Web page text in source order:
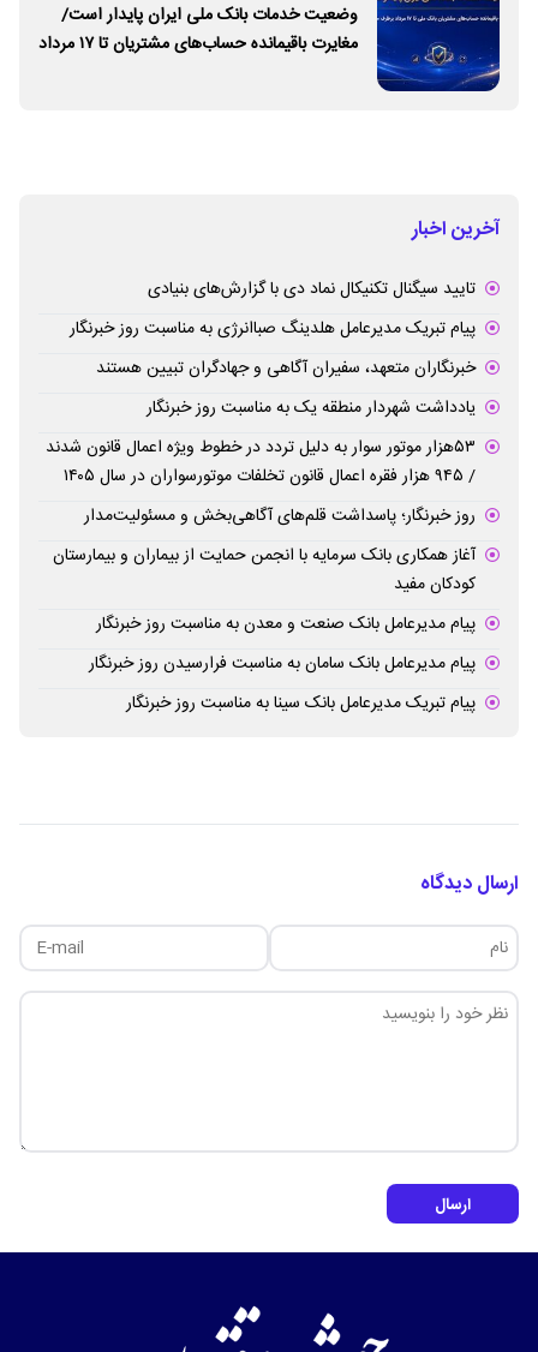
وضعیت خدمات بانک ملی ایران پایدار است/
مغایرت‌ باقیمانده حساب‌های مشتریان تا ۱۷ مرداد
آخرین اخبار
تایید سیگنال تکنیکال نماد دی با گزارش‌های بنیادی
پیام تبریک مدیرعامل هلدینگ صباانرژی به مناسبت روز خبرنگار
خبرنگاران متعهد، سفیران آگاهی و جهادگران تبیین هستند
یادداشت شهردار منطقه یک به مناسبت روز خبرنگار
۵۳هزار موتور سوار به دلیل تردد در خطوط ویژه اعمال قانون شدند
/ ۹۴۵ هزار فقره اعمال قانون تخلفات موتورسواران در سال ۱۴۰۵
روز خبرنگار؛ پاسداشت قلم‌های آگاهی‌بخش و مسئولیت‌مدار
آغاز همکاری بانک سرمایه با انجمن حمایت از بیماران و بیمارستان
کودکان مفید
پیام مدیرعامل بانک صنعت و معدن به مناسبت روز خبرنگار
پیام مدیرعامل بانک سامان به مناسبت فرارسیدن روز خبرنگار
پیام تبریک مدیرعامل بانک سینا به مناسبت روز خبرنگار
ارسال دیدگاه
ارسال